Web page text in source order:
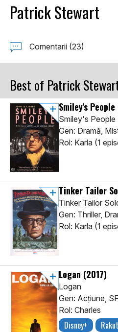
Patrick Stewart
Comentarii (23)
Best of Patrick
Smiley's People
Smiley's People
Gen: Dramă,
Rol: Karla (1
Tinker Tailor
Tinker Tailor
Gen: Thriller,
Rol: Karla (1
Logan (2017)
Logan
Gen: Acţiune,
Rol: Charles
Disney+